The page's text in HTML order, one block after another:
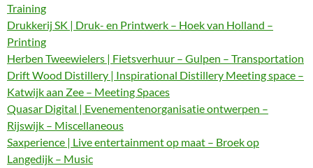
Training
Drukkerij SK | Druk- en Printwerk – Hoek van Holland –
Printing
Herben Tweewielers | Fietsverhuur – Gulpen – Transportation
Drift Wood Distillery | Inspirational Distillery Meeting space –
Katwijk aan Zee – Meeting Spaces
Quasar Digital | Evenementenorganisatie ontwerpen –
Rijswijk – Miscellaneous
Saxperience | Live entertainment op maat – Broek op
Langedijk – Music